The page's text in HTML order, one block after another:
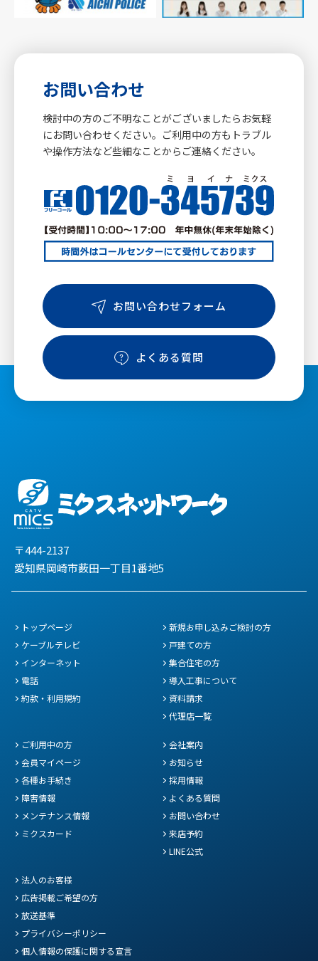
お問い合わせ
検討中の方のご不明なことがございましたらお気軽
にお問い合わせください。ご利用中の方もトラブル
や操作方法など些細なことからご連絡ください。
お問い合わせフォーム
よくある質問
〒444-2137
愛知県岡崎市薮田一丁目1番地5
トップページ
ケーブルテレビ
インターネット
電話
約款・利用規約
新規お申し込みご検討の方
戸建ての方
集合住宅の方
導入工事について
資料請求
代理店一覧
ご利用中の方
会員マイページ
各種お手続き
障害情報
メンテナンス情報
ミクスカード
会社案内
お知らせ
採用情報
よくある質問
お問い合わせ
来店予約
LINE公式
法人のお客様
広告掲載ご希望の方
放送基準
プライバシーポリシー
個人情報の保護に関する宣言